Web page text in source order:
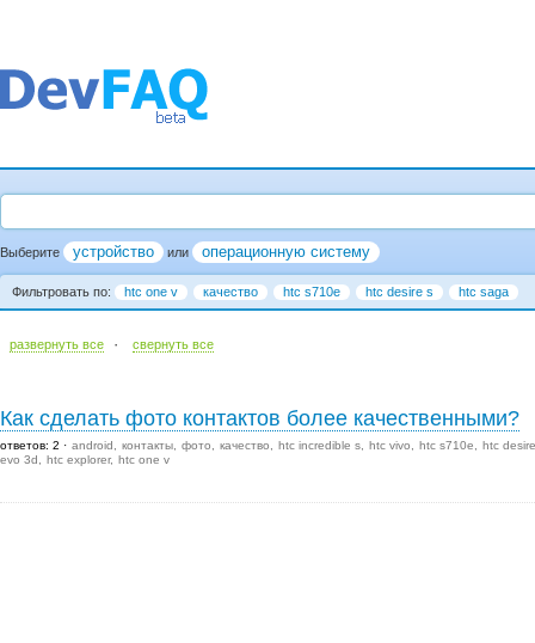
Выберите устройство или операционную систему
Фильтровать по: htc one v качество htc s710e htc desire s htc saga
развернуть все · cвернуть все
Как сделать фото контактов более качественными?
ответов: 2 android контакты фото качество htc incredible s htc vivo htc s710e
htc
evo 3d
htc explorer htc one v